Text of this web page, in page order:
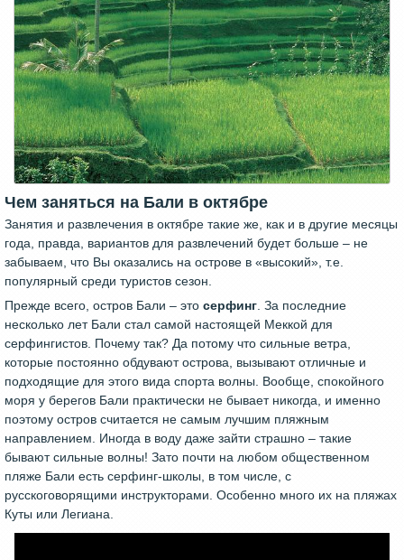
Чем заняться на Бали в октябре
Занятия и развлечения в октябре такие же, как и в другие месяцы
года, правда, вариантов для развлечений будет больше – не
забываем, что Вы оказались на острове в «высокий», т.е.
популярный среди туристов сезон.
Прежде всего, остров Бали – это серфинг. За последние
несколько лет Бали стал самой настоящей Меккой для
серфингистов. Почему так? Да потому что сильные ветра,
которые постоянно обдувают острова, вызывают отличные и
подходящие для этого вида спорта волны. Вообще, спокойного
моря у берегов Бали практически не бывает никогда, и именно
поэтому остров считается не самым лучшим пляжным
направлением. Иногда в воду даже зайти страшно – такие
бывают сильные волны! Зато почти на любом общественном
пляже Бали есть серфинг-школы, в том числе, с
русскоговорящими инструкторами. Особенно много их на пляжах
Куты или Легиана.